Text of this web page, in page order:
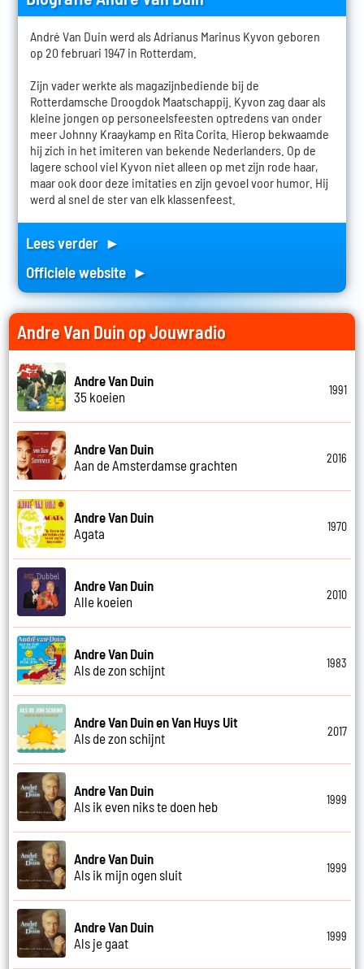
André Van Duin werd als Adrianus Marinus Kyvon geboren
op 20 februari 1947 in Rotterdam.
Zijn vader werkte als magazijnbediende bij de
Rotterdamsche Droogdok Maatschappij. Kyvon zag daar als
kleine jongen op personeelsfeesten optredens van onder
meer Johnny Kraaykamp en Rita Corita. Hierop bekwaamde
hij zich in het imiteren van bekende Nederlanders. Op de
lagere school viel Kyvon niet alleen op met zijn rode haar,
maar ook door deze imitaties en zijn gevoel voor humor. Hij
werd al snel de ster van elk klassenfeest.
Lees verder ►
Officiele website ►
Andre Van Duin op Jouwradio
Andre Van Duin
35 koeien
1991
Andre Van Duin
Aan de Amsterdamse grachten
2016
Andre Van Duin
Agata
1970
Andre Van Duin
Alle koeien
2010
Andre Van Duin
Als de zon schijnt
1983
Andre Van Duin en Van Huys Uit
Als de zon schijnt
2017
Andre Van Duin
Als ik even niks te doen heb
1999
Andre Van Duin
Als ik mijn ogen sluit
1999
Andre Van Duin
Als je gaat
1999